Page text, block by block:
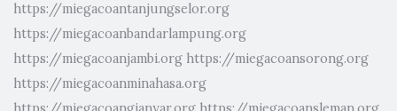
https://miegacoantanjungselor.org
https://miegacoanbandarlampung.org
https://miegacoanjambi.org https://miegacoansorong.org
https://miegacoanminahasa.org